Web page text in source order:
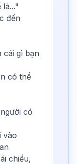
đến
cái gì bạn
có thể
có
vào
chiều,